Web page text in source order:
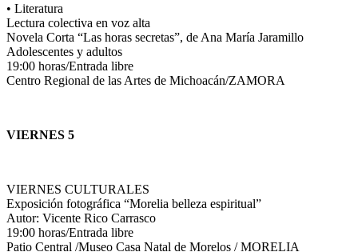
• Literatura
Lectura colectiva en voz alta
Novela Corta “Las horas secretas”, de Ana María Jaramillo
Adolescentes y adultos
19:00 horas/Entrada libre
Centro Regional de las Artes de Michoacán/ZAMORA
VIERNES 5
VIERNES CULTURALES
Exposición fotográfica “Morelia belleza espiritual”
Autor: Vicente Rico Carrasco
19:00 horas/Entrada libre
Patio Central /Museo Casa Natal de Morelos / MORELIA